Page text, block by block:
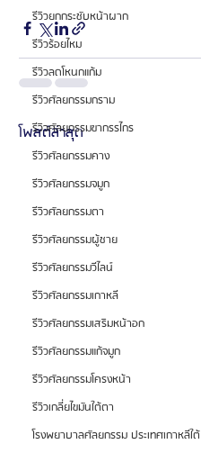
รีวิวยกกระชับหน้าผาก
รีวิวร้อยไหม
รีวิวลดโหนกแก้ม
รีวิวศัลยกรรมกราม
รีวิวศัลยกรรมขากรรไกร
รีวิวศัลยกรรมคาง
รีวิวศัลยกรรมจมูก
รีวิวศัลยกรรมตา
รีวิวศัลยกรรมผู้ชาย
รีวิวศัลยกรรมวีไลน์
รีวิวศัลยกรรมเกาหลี
รีวิวศัลยกรรมเสริมหน้าอก
รีวิวศัลยกรรมแก้จมูก
รีวิวศัลยกรรมโครงหน้า
รีวิวเกลี่ยไขมันใต้ตา
โรงพยาบาลศัลยกรรม ประเทศเกาหลีใต้
โพสต์ล่าสุด